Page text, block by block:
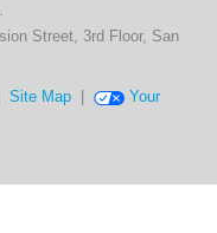
Street, 3rd Floor, San
Site Map
Your